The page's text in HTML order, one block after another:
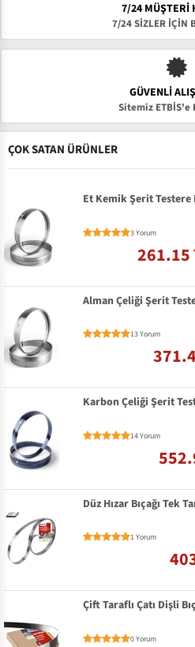
7/24 MÜŞTERİ
7/24 SİZLER İÇİN
GÜVENLI
Sitemiz ETBİS'e
ÇOK SATAN ÜRÜNLER
Et Kemik Şerit Testere
3 Yorum
261.15
Alman Çeliği Şerit
13 Yorum
Karbon Çeliği Şerit
14 Yorum
Düz Hızar Bıçağı Tek
1 Yorum
Çift Taraflı Çatı Dişli
0 Yorum